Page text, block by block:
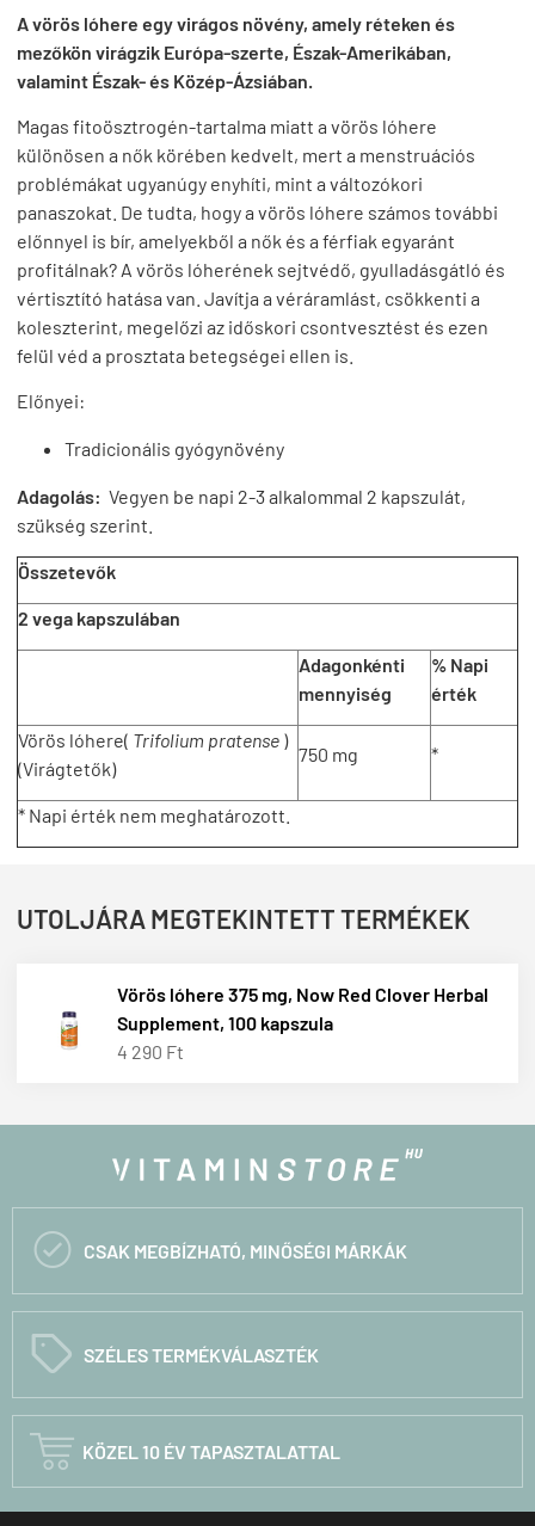
A vörös lóhere egy virágos növény, amely réteken és
mezőkön virágzik Európa-szerte, Észak-Amerikában,
valamint Észak- és Közép-Ázsiában.
Magas fitoösztrogén-tartalma miatt a vörös lóhere
különösen a nők körében kedvelt, mert a menstruációs
problémákat ugyanúgy enyhíti, mint a változókori
panaszokat. De tudta, hogy a vörös lóhere számos további
előnnyel is bír, amelyekből a nők és a férfiak egyaránt
profitálnak? A vörös lóherének sejtvédő, gyulladásgátló és
vértisztító hatása van. Javítja a véráramlást, csökkenti a
koleszterint, megelőzi az időskori csontvesztést és ezen
felül véd a prosztata betegségei ellen is.
Előnyei:
Tradicionális gyógynövény
Adagolás: Vegyen be napi 2-3 alkalommal 2 kapszulát,
szükség szerint.
Összetevők
2 vega kapszulában
Adagonkénti
mennyiség
% Napi
érték
Vörös lóhere( Trifolium pratense )
(Virágtetők)
750 mg *
* Napi érték nem meghatározott.
UTOLJÁRA MEGTEKINTETT TERMÉKEK
Vörös lóhere 375 mg, Now Red Clover Herbal
Supplement, 100 kapszula
4 290 Ft
 CSAK MEGBÍZHATÓ, MINŐSÉGI MÁRKÁK
C SZÉLES TERMÉKVÁLASZTÉK
 KÖZEL 10 ÉV TAPASZTALATTAL